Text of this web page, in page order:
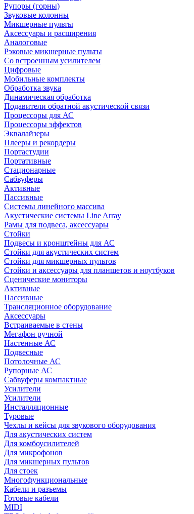
Рупоры (горны)
Звуковые колонны
Микшерные пульты
Аксессуары и расширения
Аналоговые
Рэковые микшерные пульты
Со встроенным усилителем
Цифровые
Мобильные комплекты
Обработка звука
Динамическая обработка
Подавители обратной акустической связи
Процессоры для АС
Процессоры эффектов
Эквалайзеры
Плееры и рекордеры
Портастудии
Портативные
Стационарные
Сабвуферы
Активные
Пассивные
Системы линейного массива
Акустические системы Line Array
Рамы для подвеса, аксессуары
Стойки
Подвесы и кронштейны для АС
Стойки для акустических систем
Стойки для микшерных пультов
Стойки и аксессуары для планшетов и ноутбуков
Сценические мониторы
Активные
Пассивные
Трансляционное оборудование
Аксессуары
Встраиваемые в стены
Мегафон ручной
Настенные АС
Подвесные
Потолочные АС
Рупорные АС
Сабвуферы компактные
Усилители
Усилители
Инсталляционные
Туровые
Чехлы и кейсы для звукового оборудования
Для акустических систем
Для комбоусилителей
Для микрофонов
Для микшерных пультов
Для стоек
Многофункциональные
Кабели и разъемы
Готовые кабели
MIDI